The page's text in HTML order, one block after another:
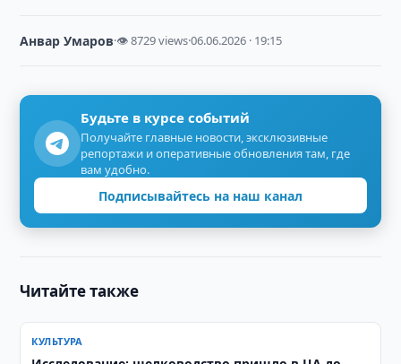
Анвар Умаров·👁 8729 views·06.06.2026 · 19:15
Будьте в курсе событий
Получайте главные новости, эксклюзивные
репортажи и оперативные обновления там, где
вам удобно.
Подписывайтесь на наш канал
Читайте также
КУЛЬТУРА